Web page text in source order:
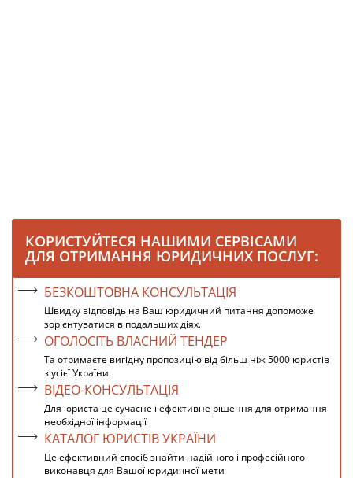
КОРИСТУЙТЕСЯ НАШИМИ СЕРВІСАМИ
ДЛЯ ОТРИМАННЯ ЮРИДИЧНИХ ПОСЛУГ:
БЕЗКОШТОВНА КОНСУЛЬТАЦІЯ
Швидку відповідь на Ваш юридичний питання допоможе
зорієнтуватися в подальших діях.
ОГОЛОСІТЬ ВЛАСНИЙ ТЕНДЕР
Та отримаєте вигідну пропозицію від більш ніж 5000 юристів
з усієї України.
ВІДЕО-КОНСУЛЬТАЦІЯ
Для юриста це сучасне і ефективне рішення для отримання
необхідної інформації
КАТАЛОГ ЮРИСТІВ УКРАЇНИ
Це ефективний спосіб знайти надійного і професійного
виконавця для Вашої юридичної мети